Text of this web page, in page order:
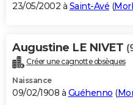
23/05/2002 à Saint-Avé (
Augustine LE NIVET
Créer une cagnotte obsèques
Naissance
09/02/1908 à Guéhenno (